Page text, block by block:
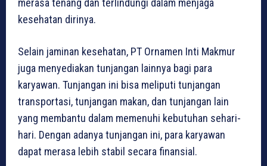
merasa tenang dan terlindungi dalam menjaga
kesehatan dirinya.
Selain jaminan kesehatan, PT Ornamen Inti Makmur
juga menyediakan tunjangan lainnya bagi para
karyawan. Tunjangan ini bisa meliputi tunjangan
transportasi, tunjangan makan, dan tunjangan lain
yang membantu dalam memenuhi kebutuhan sehari-
hari. Dengan adanya tunjangan ini, para karyawan
dapat merasa lebih stabil secara finansial.